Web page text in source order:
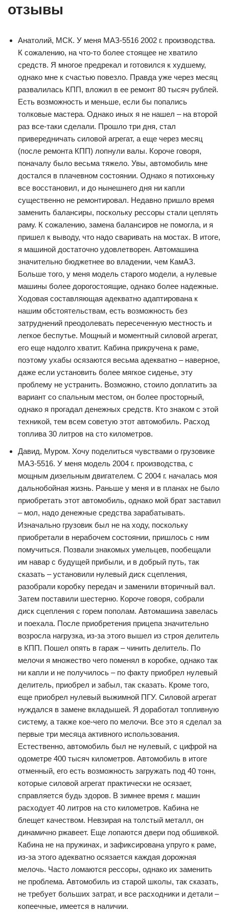
отзывы
Анатолий, МСК. У меня МАЗ-5516 2002 г. производства.
К сожалению, на что-то более стоящее не хватило
средств. Я многое предрекал и готовился к худшему,
однако мне к счастью повезло. Правда уже через месяц
развалилась КПП, вложил в ее ремонт 80 тысяч рублей.
Есть возможность и меньше, если бы попались
толковые мастера. Однако иных я не нашел – на второй
раз все-таки сделали. Прошло три дня, стал
привередничать силовой агрегат, а еще через месяц
(после ремонта КПП) лопнули валы. Короче говоря,
поначалу было весьма тяжело. Увы, автомобиль мне
достался в плачевном состоянии. Однако я потихоньку
все восстановил, и до нынешнего дня ни капли
существенно не ремонтировал. Недавно пришло время
заменить балансиры, поскольку рессоры стали цеплять
раму. К сожалению, замена балансиров не помогла, и я
пришел к выводу, что надо сваривать на мостах. В итоге,
я машиной достаточно удовлетворен. Автомашина
значительно бюджетнее во владении, чем КамАЗ.
Больше того, у меня модель старого модели, а нулевые
машины более дорогостоящие, однако более надежные.
Ходовая составляющая адекватно адаптирована к
нашим обстоятельствам, есть возможность без
затруднений преодолевать пересеченную местность и
легкое беспутье. Мощный и моментный силовой агрегат,
его еще надолго хватит. Кабина прикручена к раме,
поэтому ухабы осязаются весьма адекватно – наверное,
даже если установить более мягкое сиденье, эту
проблему не устранить. Возможно, стоило доплатить за
вариант со спальным местом, он более просторный,
однако я прогадал денежных средств. Кто знаком с этой
техникой, тем всем советую этот автомобиль. Расход
топлива 30 литров на сто километров.
Давид, Муром. Хочу поделиться чувствами о грузовике
МАЗ-5516. У меня модель 2004 г. производства, с
мощным дизельным двигателем. С 2004 г. началась моя
дальнобойная жизнь. Раньше у меня и в планах не было
приобретать этот автомобиль, однако мой брат заставил
– мол, надо денежные средства зарабатывать.
Изначально грузовик был не на ходу, поскольку
приобретали в нерабочем состоянии, пришлось с ним
помучиться. Позвали знакомых умельцев, пообещали
им навар с будущей прибыли, и в добрый путь, так
сказать – установили нулевый диск сцепления,
разобрали коробку передач и заменили вторичный вал.
Затем поставили шестерню. Короче говоря, собрали
диск сцепления с горем пополам. Автомашина завелась
и поехала. После приобретения прицепа значительно
возросла нагрузка, из-за этого вышел из строя делитель
в КПП. Пошел опять в гараж – чинить делитель. По
мелочи я множество чего поменял в коробке, однако так
ни капли и не получилось – по факту приобрел нулевый
делитель, приобрел и забыл, так сказать. Кроме того,
еще приобрел нулевый выжимной ПГУ. Силовой агрегат
нуждался в замене вкладышей. Я доработал топливную
систему, а также кое-чего по мелочи. Все это я сделал за
первые три месяца активного использования.
Естественно, автомобиль был не нулевый, с цифрой на
одометре 400 тысяч километров. Автомобиль в итоге
отменный, его есть возможность загружать под 40 тонн,
которые силовой агрегат практически не осязает,
справляется будь здоров. В зимнее время г. машин
расходует 40 литров на сто километров. Кабина не
блещет качеством. Невзирая на толстый металл, он
динамично ржавеет. Еще лопаются двери под обшивкой.
Кабина не на пружинах, и зафиксирована упруго к раме,
из-за этого адекватно осязается каждая дорожная
мелочь. Часто ломаются рессоры, однако их заменить
не проблема. Автомобиль из старой школы, так сказать,
не требует больших затрат, и все расходники и детали –
копеечные, имеется в наличии.